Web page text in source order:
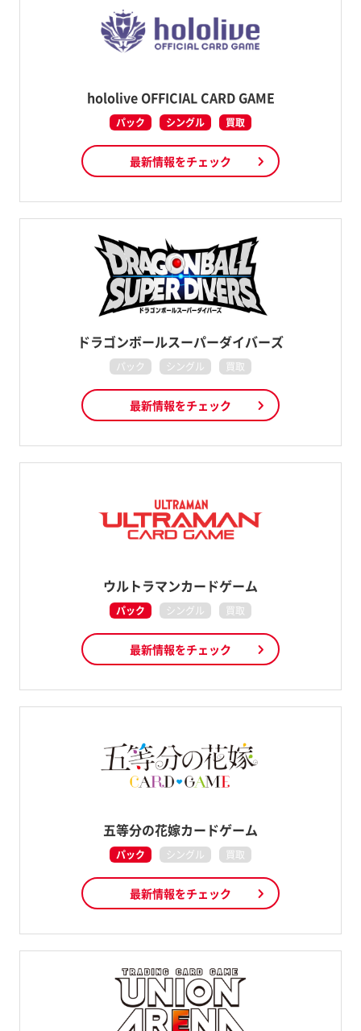
hololive OFFICIAL CARD GAME
パック シングル 買取
最新情報をチェック
ドラゴンボールスーパーダイバーズ
パック シングル 買取
最新情報をチェック
ウルトラマンカードゲーム
パック シングル 買取
最新情報をチェック
五等分の花嫁カードゲーム
パック シングル 買取
最新情報をチェック